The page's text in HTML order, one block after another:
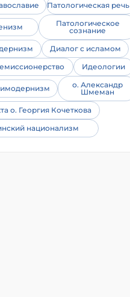
Патологическая речь
Патологическое
сознание
Диалог с исламом
Идеологии
о. Александр
Шмеман
о. Георгия Кочеткова
национализм